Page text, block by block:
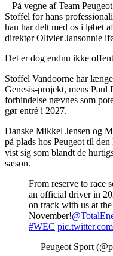
– På vegne af Team
Stoffel for hans
han har delt med os i løbet
direktør Olivier Jansonnie
Det er dog endnu ikke
Stoffel Vandoorne har
Genesis-projekt, mens
forbindelse nævnes som
gør entré i 2027.
Danske Mikkel Jensen og
på plads hos Peugeot til
vist sig som blandt de
sæson.
From reserve to race
an official driver in
on track with us at
November!
#WEC
— Peugeot Sport